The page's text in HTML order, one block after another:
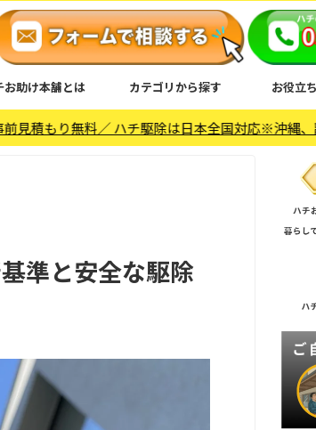
お助け本舗とは カテゴリから探す お役立
ハチ駆除は日本全国対応※沖縄、離島は除く ＼24
準と安全な駆除